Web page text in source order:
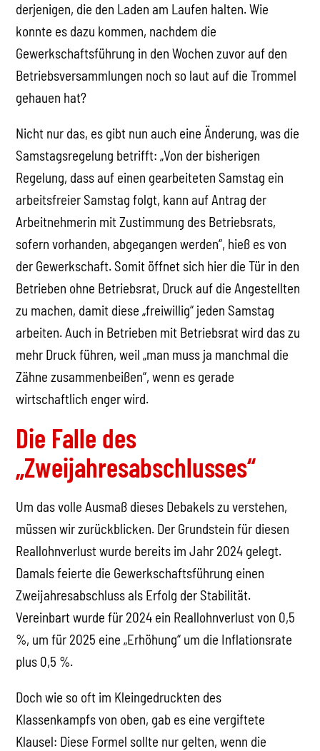
derjenigen, die den Laden am Laufen halten. Wie
konnte es dazu kommen, nachdem die
Gewerkschaftsführung in den Wochen zuvor auf den
Betriebsversammlungen noch so laut auf die Trommel
gehauen hat?
Nicht nur das, es gibt nun auch eine Änderung, was die
Samstagsregelung betrifft: „Von der bisherigen
Regelung, dass auf einen gearbeiteten Samstag ein
arbeitsfreier Samstag folgt, kann auf Antrag der
Arbeitnehmerin mit Zustimmung des Betriebsrats,
sofern vorhanden, abgegangen werden“, hieß es von
der Gewerkschaft. Somit öffnet sich hier die Tür in den
Betrieben ohne Betriebsrat, Druck auf die Angestellten
zu machen, damit diese „freiwillig“ jeden Samstag
arbeiten. Auch in Betrieben mit Betriebsrat wird das zu
mehr Druck führen, weil „man muss ja manchmal die
Zähne zusammenbeißen“, wenn es gerade
wirtschaftlich enger wird.
Die Falle des
„Zweijahresabschlusses“
Um das volle Ausmaß dieses Debakels zu verstehen,
müssen wir zurückblicken. Der Grundstein für diesen
Reallohnverlust wurde bereits im Jahr 2024 gelegt.
Damals feierte die Gewerkschaftsführung einen
Zweijahresabschluss als Erfolg der Stabilität.
Vereinbart wurde für 2024 ein Reallohnverlust von 0,5
%, um für 2025 eine „Erhöhung“ um die Inflationsrate
plus 0,5 %.
Doch wie so oft im Kleingedruckten des
Klassenkampfs von oben, gab es eine vergiftete
Klausel: Diese Formel sollte nur gelten, wenn die